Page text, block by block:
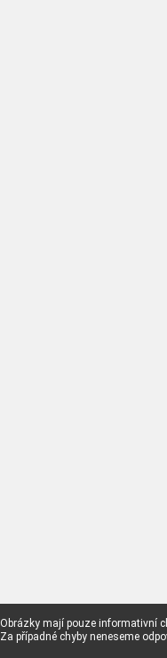
Obrázky mají pouze informativní
Za případné chyby neneseme